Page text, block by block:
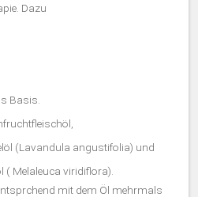
Dazu
Basis.
(Lavandula angustifolia) und
( Melaleuca viridiflora).
mit dem Öl mehrmals